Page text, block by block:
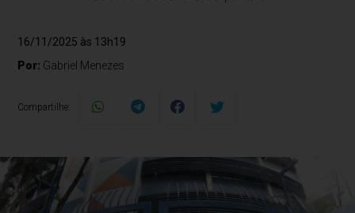
16/11/2025 às 13h19
Por: Gabriel Menezes
Compartilhe: